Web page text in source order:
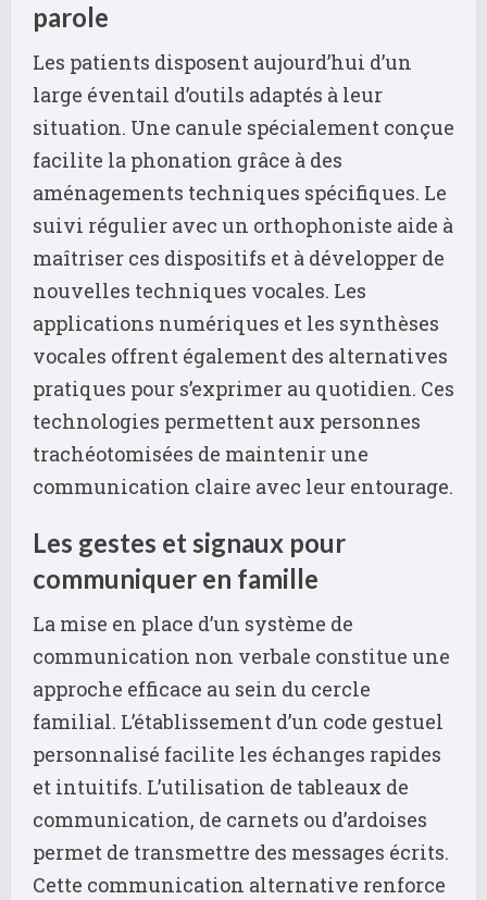
parole
Les patients disposent aujourd’hui d’un
large éventail d’outils adaptés à leur
situation. Une canule spécialement conçue
facilite la phonation grâce à des
aménagements techniques spécifiques. Le
suivi régulier avec un orthophoniste aide à
maîtriser ces dispositifs et à développer de
nouvelles techniques vocales. Les
applications numériques et les synthèses
vocales offrent également des alternatives
pratiques pour s’exprimer au quotidien. Ces
technologies permettent aux personnes
trachéotomisées de maintenir une
communication claire avec leur entourage.
Les gestes et signaux pour
communiquer en famille
La mise en place d’un système de
communication non verbale constitue une
approche efficace au sein du cercle
familial. L’établissement d’un code gestuel
personnalisé facilite les échanges rapides
et intuitifs. L’utilisation de tableaux de
communication, de carnets ou d’ardoises
permet de transmettre des messages écrits.
Cette communication alternative renforce